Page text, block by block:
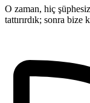
O zaman, hiç şüphesiz
tattırırdık; sonra bize